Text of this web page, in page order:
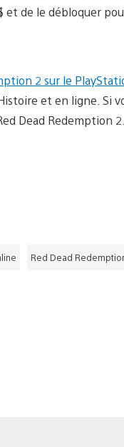
de le débloquer
2 sur le
et en ligne. Si
Dead Redemption 2.
Red Dead